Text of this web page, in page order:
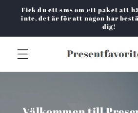
vidare
till
Fick du ett sms om ett paket att
inte, det är för att någon har
dig!